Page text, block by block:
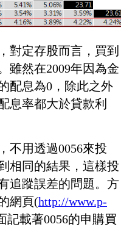
對定存股而言，買到
雖然在2009年因為金
配息為0，除此之外
息率都大於貸款利
不用透過0056來投
相同的結果，這樣投
追蹤誤差的問題。方
網頁(http://www.p-
記載著0056的申購買